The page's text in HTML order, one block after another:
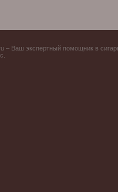
– Ваш экспертный помощник в